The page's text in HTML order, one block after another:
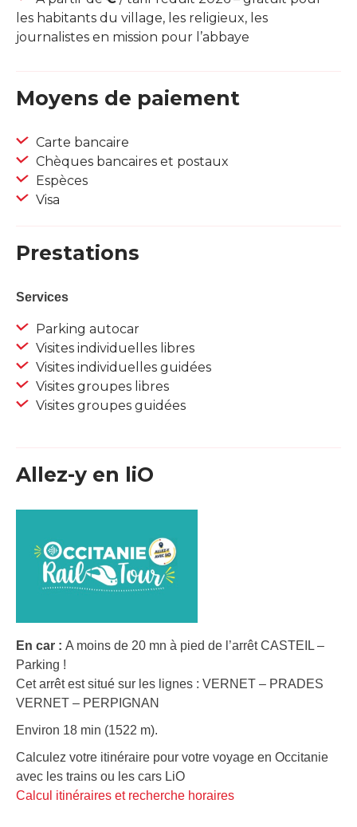
les habitants du village, les religieux, les
journalistes en mission pour l’abbaye
Moyens de paiement
Carte bancaire
Chèques bancaires et postaux
Espèces
Visa
Prestations
Services
Parking autocar
Visites individuelles libres
Visites individuelles guidées
Visites groupes libres
Visites groupes guidées
Allez-y en liO
En car : A moins de 20 mn à pied de l’arrêt CASTEIL –
Parking !
Cet arrêt est situé sur les lignes : VERNET – PRADES
VERNET – PERPIGNAN
Environ 18 min (1522 m).
Calculez votre itinéraire pour votre voyage en Occitanie
avec les trains ou les cars LiO
Calcul itinéraires et recherche horaires